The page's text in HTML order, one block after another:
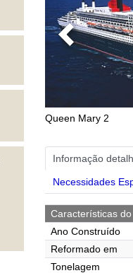
Previous
Queen Mary 2
Informação
Necessidades
Características
Ano Construído
Reformado em
Tonelagem